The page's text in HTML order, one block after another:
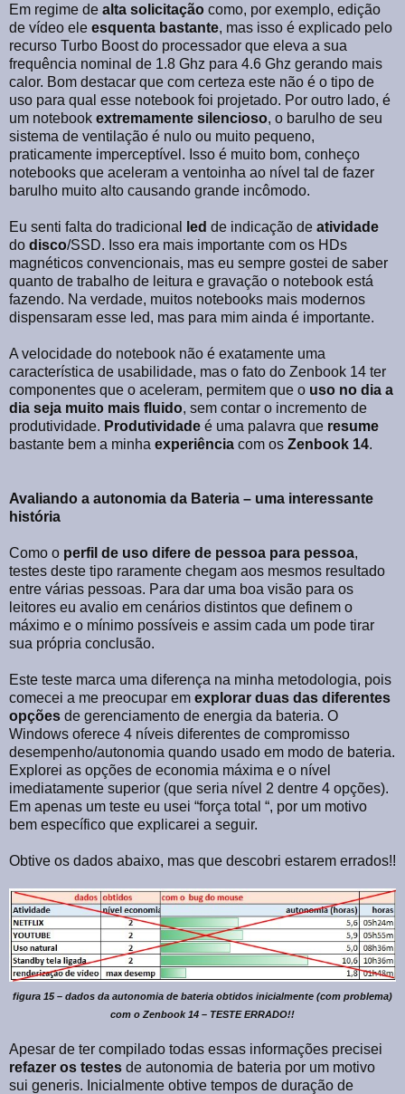
Em regime de alta solicitação como, por exemplo, edição
de vídeo ele esquenta bastante, mas isso é explicado pelo
recurso Turbo Boost do processador que eleva a sua
frequência nominal de 1.8 Ghz para 4.6 Ghz gerando mais
calor. Bom destacar que com certeza este não é o tipo de
uso para qual esse notebook foi projetado. Por outro lado, é
um notebook extremamente silencioso, o barulho de seu
sistema de ventilação é nulo ou muito pequeno,
praticamente imperceptível. Isso é muito bom, conheço
notebooks que aceleram a ventoinha ao nível tal de fazer
barulho muito alto causando grande incômodo.
Eu senti falta do tradicional led de indicação de atividade
do disco/SSD. Isso era mais importante com os HDs
magnéticos convencionais, mas eu sempre gostei de saber
quanto de trabalho de leitura e gravação o notebook está
fazendo. Na verdade, muitos notebooks mais modernos
dispensaram esse led, mas para mim ainda é importante.
A velocidade do notebook não é exatamente uma
característica de usabilidade, mas o fato do Zenbook 14 ter
componentes que o aceleram, permitem que o uso no dia a
dia seja muito mais fluido, sem contar o incremento de
produtividade. Produtividade é uma palavra que resume
bastante bem a minha experiência com os Zenbook 14.
Avaliando a autonomia da Bateria – uma interessante
história
Como o perfil de uso difere de pessoa para pessoa,
testes deste tipo raramente chegam aos mesmos resultado
entre várias pessoas. Para dar uma boa visão para os
leitores eu avalio em cenários distintos que definem o
máximo e o mínimo possíveis e assim cada um pode tirar
sua própria conclusão.
Este teste marca uma diferença na minha metodologia, pois
comecei a me preocupar em explorar duas das diferentes
opções de gerenciamento de energia da bateria. O
Windows oferece 4 níveis diferentes de compromisso
desempenho/autonomia quando usado em modo de bateria.
Explorei as opções de economia máxima e o nível
imediatamente superior (que seria nível 2 dentre 4 opções).
Em apenas um teste eu usei “força total “, por um motivo
bem específico que explicarei a seguir.
Obtive os dados abaixo, mas que descobri estarem errados!!
figura 15 – dados da autonomia de bateria obtidos inicialmente (com problema)
com o Zenbook 14 – TESTE ERRADO!!
Apesar de ter compilado todas essas informações precisei
refazer os testes de autonomia de bateria por um motivo
sui generis. Inicialmente obtive tempos de duração de